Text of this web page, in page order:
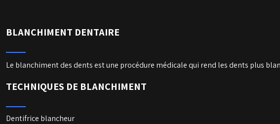
BLANCHIMENT DENTAIRE
Le blanchiment des dents est une procédure médicale qui rend les dents plus
TECHNIQUES DE BLANCHIMENT
Dentifrice blancheur